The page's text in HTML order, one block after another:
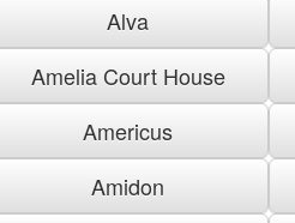
Alva
Amelia Court House
Americus
Amidon